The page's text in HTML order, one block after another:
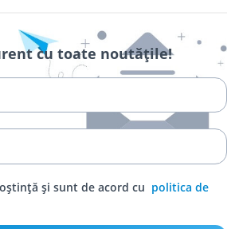
cu toate noutățile!
și sunt de acord cu politica de